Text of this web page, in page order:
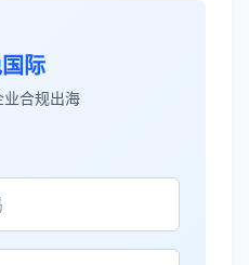
际
业合规出海
完成了泰国公司注
了泰国建厂的所有法
常专业。